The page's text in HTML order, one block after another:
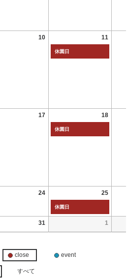
10 11
休園日
17 18
休園日
24 25
休園日
31 1
close event
すべて